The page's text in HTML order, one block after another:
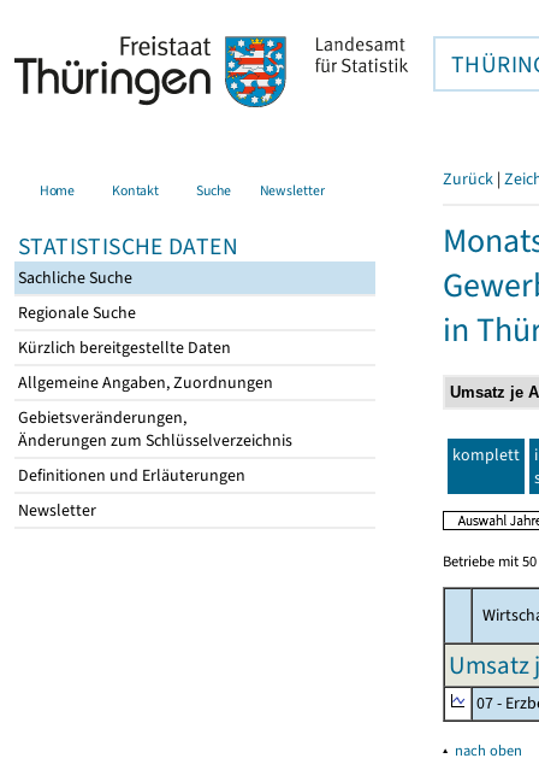
Home Kontakt Suche Newsletter
STATISTISCHE DATEN
Sachliche Suche
Regionale Suche
Kürzlich bereitgestellte Daten
Allgemeine Angaben, Zuordnungen
Gebietsveränderungen,
Änderungen zum Schlüsselverzeichnis
Definitionen und Erläuterungen
Newsletter
Zurück |
in
komplett
Betriebe mit
Umsatz
07 -
▴ nach oben